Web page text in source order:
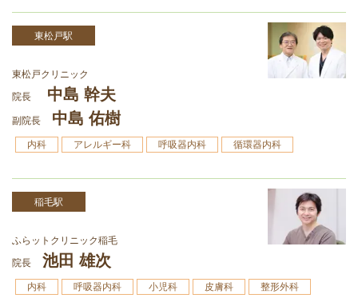
東松戸駅
東松戸クリニック
院長
中島 幹夫
副院長 中島 佑樹
内科 アレルギー科 呼吸器内科 循環器内科
稲毛駅
ふらットクリニック稲毛
院長
池田 雄次
内科 呼吸器内科 小児科 皮膚科 整形外科